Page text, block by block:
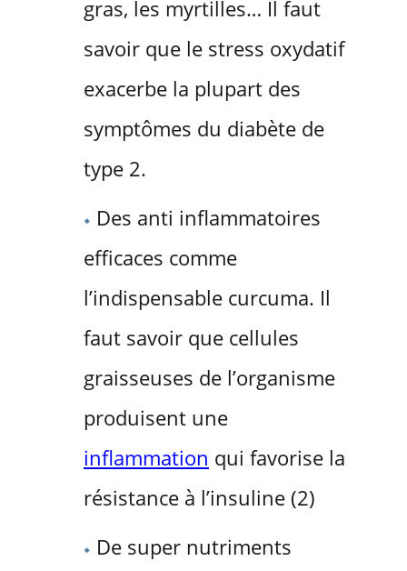
gras, les myrtilles… Il faut
savoir que le stress oxydatif
exacerbe la plupart des
symptômes du diabète de
type 2.
Des anti inflammatoires
efficaces comme
l’indispensable curcuma. Il
faut savoir que cellules
graisseuses de l’organisme
produisent une
inflammation qui favorise la
résistance à l’insuline (2)
De super nutriments